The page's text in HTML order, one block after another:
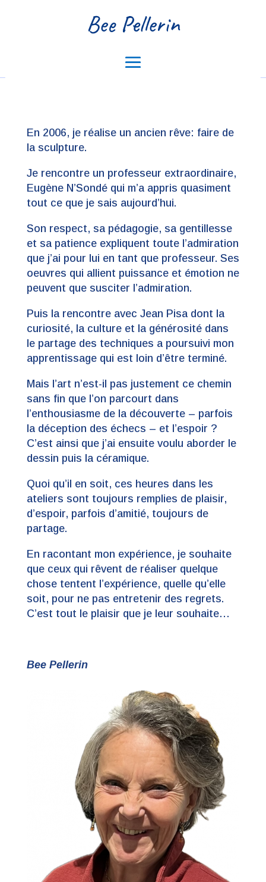
Bee Pellerin
En 2006, je réalise un ancien rêve: faire de
la sculpture.
Je rencontre un professeur extraordinaire,
Eugène N’Sondé qui m’a appris quasiment
tout ce que je sais aujourd’hui.
Son respect, sa pédagogie, sa gentillesse
et sa patience expliquent toute l’admiration
que j’ai pour lui en tant que professeur. Ses
oeuvres qui allient puissance et émotion ne
peuvent que susciter l’admiration.
Puis la rencontre avec Jean Pisa dont la
curiosité, la culture et la générosité dans
le partage des techniques a poursuivi mon
apprentissage qui est loin d’être terminé.
Mais l’art n’est-il pas justement ce chemin
sans fin que l’on parcourt dans
l’enthousiasme de la découverte – parfois
la déception des échecs – et l’espoir ?
C’est ainsi que j’ai ensuite voulu aborder le
dessin puis la céramique.
Quoi qu’il en soit, ces heures dans les
ateliers sont toujours remplies de plaisir,
d’espoir, parfois d’amitié, toujours de
partage.
En racontant mon expérience, je souhaite
que ceux qui rêvent de réaliser quelque
chose tentent l’expérience, quelle qu’elle
soit, pour ne pas entretenir des regrets.
C’est tout le plaisir que je leur souhaite…
Bee Pellerin